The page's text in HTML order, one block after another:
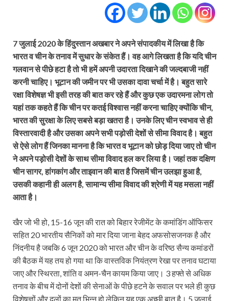
7 जुलाई 2020 के हिंदुस्तान अखबार ने अपने संपादकीय में लिखा है कि
भारत व चीन के तनाव में सुधार के संकेत हैं। वह आगे लिखता है कि यदि चीन
गलवान से पीछे हटा है तो भी हमें अपनी उदारता दिखाने की जल्दबाजी नहीं
करनी चाहिए। भूटान की जमीन पर भी उसका दावा चर्चा में है। बहुत सारे
रक्षा विशेषज्ञ भी इसी तरह की बात कर रहे हैं और कुछ एक उदारमना लोग तो
यहां तक कहते हैं कि चीन पर कतई विश्वास नहीं करना चाहिए क्योंकि चीन,
भारत की सुरक्षा के लिए सबसे बड़ा खतरा है। उनके लिए चीन स्वभाव से ही
विस्तारवादी है और उसका अपने सभी पड़ोसी देशों से सीमा विवाद है। बहुत
से ऐसे लोग हैं जिनका मानना है कि भारत व भूटान को छोड़ दिया जाए तो चीन
ने अपने पड़ोसी देशों के साथ सीमा विवाद हल कर लिया है। जहां तक दक्षिण
चीन सागर, हांगकांग और ताइवान की बात है जिसमें चीन उलझा हुआ है,
उसकी कहानी ही अलग है, सामान्य सीमा विवाद की श्रेणी में यह मसला नहीं
आता है।
खैर जो भी हो, 15-16 जून की रात को बिहार रेजीमेंट के कमांडिंग ऑफिसर
सहित 20 भारतीय सैनिकों को मार दिया जाना बेहद अफसोसजनक है और
निंदनीय है जबकि 6 जून 2020 को भारत और चीन के वरिष्ठ सैन्य कमांडरों
की बैठक में यह तय हो गया था कि वास्तविक नियंत्रण रेखा पर तनाव घटाया
जाए और स्थिरता, शांति व अमन-चैन कायम किया जाए। 3 हफ्ते से अधिक
तनाव के बीच में दोनों देशों की सेनाओं के पीछे हटने के सवाल पर भले ही कुछ
विशेषज्ञों और दलों का मत भिन्न हो लेकिन यह एक अच्छी बात है। 5 जुलाई